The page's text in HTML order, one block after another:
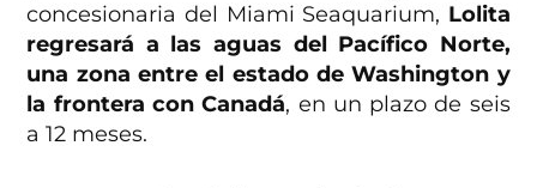
concesionaria del Miami Seaquarium, Lolita
regresará a las aguas del Pacífico Norte,
una zona entre el estado de Washington y
la frontera con Canadá, en un plazo de seis
a 12 meses.